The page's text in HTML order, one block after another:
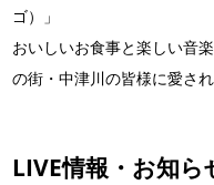
ゴ）
」
おいしいお食事と楽しい音
の街・中津川の皆様に愛さ
LIVE情報・お知ら